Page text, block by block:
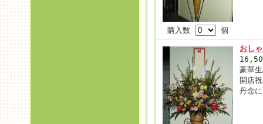
購入数 個
おし
豪華
開店
丹念